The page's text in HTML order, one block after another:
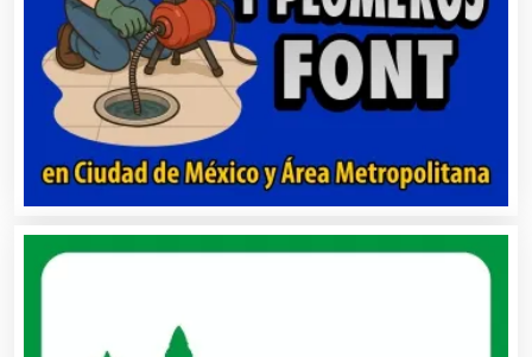
Alimentos
Almacenaje
Alquiler de Autos
Alquiler de Sillas y Mesas